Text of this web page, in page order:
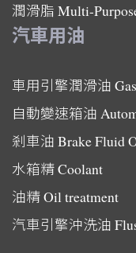
潤滑脂 Multi-
汽車用油
車用引擎潤滑油
自動變速箱油
剎車油 Brake Fluid
水箱精Coolant
油精Oil treatment
汽車引擎沖洗油